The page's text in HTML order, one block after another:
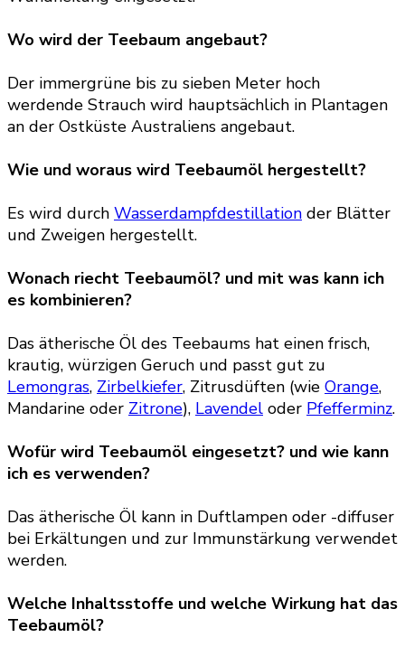
Wo wird der Teebaum angebaut?
Der immergrüne bis zu sieben Meter hoch
werdende Strauch wird hauptsächlich in Plantagen
an der Ostküste Australiens angebaut.
Wie und woraus wird Teebaumöl hergestellt?
Es wird durch Wasserdampfdestillation der Blätter
und Zweigen hergestellt.
Wonach riecht Teebaumöl? und mit was kann ich
es kombinieren?
Das ätherische Öl des Teebaums hat einen frisch,
krautig, würzigen Geruch und passt gut zu
Lemongras, Zirbelkiefer, Zitrusdüften (wie Orange,
Mandarine oder Zitrone), Lavendel oder Pfefferminz.
Wofür wird Teebaumöl eingesetzt? und wie kann
ich es verwenden?
Das ätherische Öl kann in Duftlampen oder -diffuser
bei Erkältungen und zur Immunstärkung verwendet
werden.
Welche Inhaltsstoffe und welche Wirkung hat das
Teebaumöl?